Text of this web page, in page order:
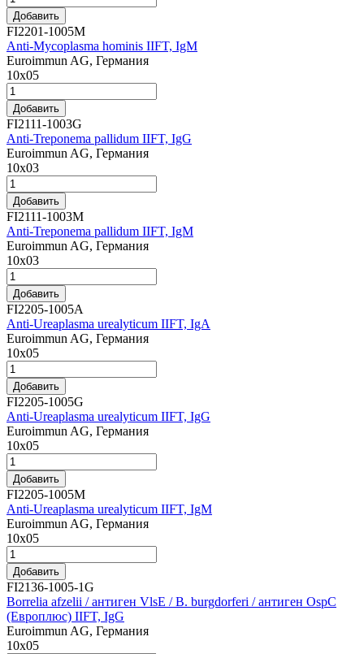
Добавить
FI2201-1005M
Anti-Mycoplasma hominis IIFT, IgM
Euroimmun AG, Германия
10х05
Добавить
FI2111-1003G
Anti-Treponema pallidum IIFT, IgG
Euroimmun AG, Германия
10x03
Добавить
FI2111-1003M
Anti-Treponema pallidum IIFT, IgM
Euroimmun AG, Германия
10x03
Добавить
FI2205-1005A
Anti-Ureaplasma urealyticum IIFT, IgA
Euroimmun AG, Германия
10х05
Добавить
FI2205-1005G
Anti-Ureaplasma urealyticum IIFT, IgG
Euroimmun AG, Германия
10х05
Добавить
FI2205-1005M
Anti-Ureaplasma urealyticum IIFT, IgM
Euroimmun AG, Германия
10х05
Добавить
FI2136-1005-1G
Borrelia afzelii / антиген VlsE / B. burgdorferi / антиген OspC
(Европлюс) IIFT, IgG
Euroimmun AG, Германия
10x05